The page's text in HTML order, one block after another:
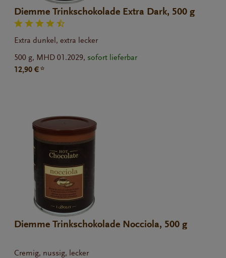
Diemme Trinkschokolade Extra Dark, 500 g
Extra dunkel, extra lecker
500 g, MHD 01.2029, sofort lieferbar
12,90 € *
Diemme Trinkschokolade Nocciola, 500 g
Cremig, nussig, lecker